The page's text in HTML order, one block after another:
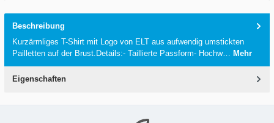
Beschreibung
Kurzärmliges T-Shirt mit Logo von ELT aus aufwendig umstickten
Pailletten auf der Brust.Details:- Taillierte Passform- Hochw…
Mehr
Eigenschaften